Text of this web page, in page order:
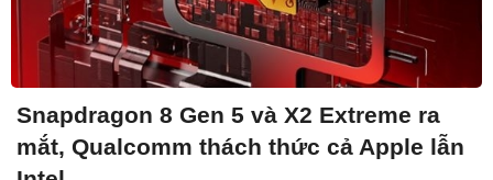
Snapdragon 8 Gen 5 và X2 Extreme ra
mắt, Qualcomm thách thức cả Apple lẫn